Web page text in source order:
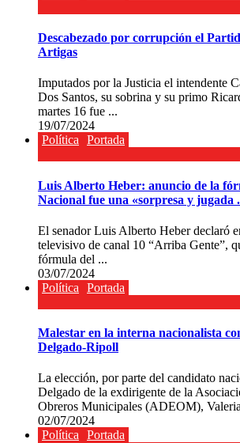
Descabezado por corrupción el
Artigas
Imputados por la Justicia el intendente
Dos Santos, su sobrina y su primo
martes 16 fue ...
19/07/2024
Política Portada
Luis Alberto Heber: anuncio de la
Nacional fue una «sorpresa y jugada
El senador Luis Alberto Heber declaró
televisivo de canal 10 “Arriba Gente”,
fórmula del ...
03/07/2024
Política
Portada
Malestar en la interna nacionalista
Delgado-Ripoll
La elección, por parte del candidato
Delgado de la exdirigente de la
Obreros Municipales (ADEOM),
02/07/2024
Política Portada